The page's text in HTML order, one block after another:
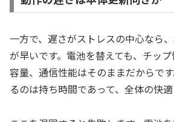
一方で、遅さがストレスの中心なら
が早いです。電池を替えても、チッ
容量、通信性能はそのままだからで
るのは持ち時間であって、全体の快